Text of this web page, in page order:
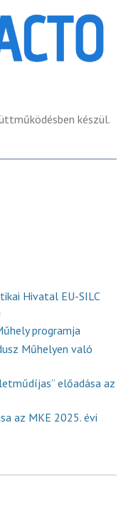
készül.
Hivatal EU-SILC
programja
Műhelyen való
előadása az
az MKE 2025. évi